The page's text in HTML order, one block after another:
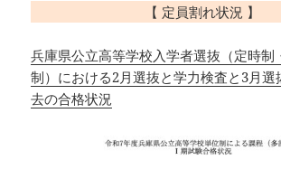
【 定員割れ状況 】
兵庫県公立高等学校入学者選抜（定時制
制）における2月選抜と学力検査と3月選
去の合格状況